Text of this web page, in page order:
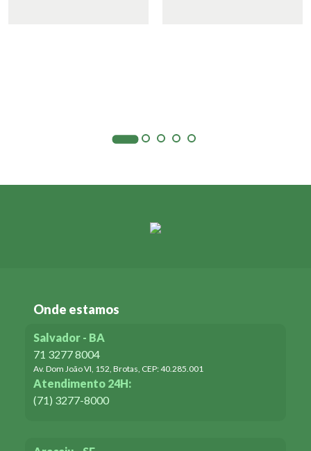
Onde estamos
Salvador - BA
71 3277 8004
Av. Dom João VI, 152, Brotas, CEP: 40.285.001
Atendimento 24H:
(71) 3277-8000